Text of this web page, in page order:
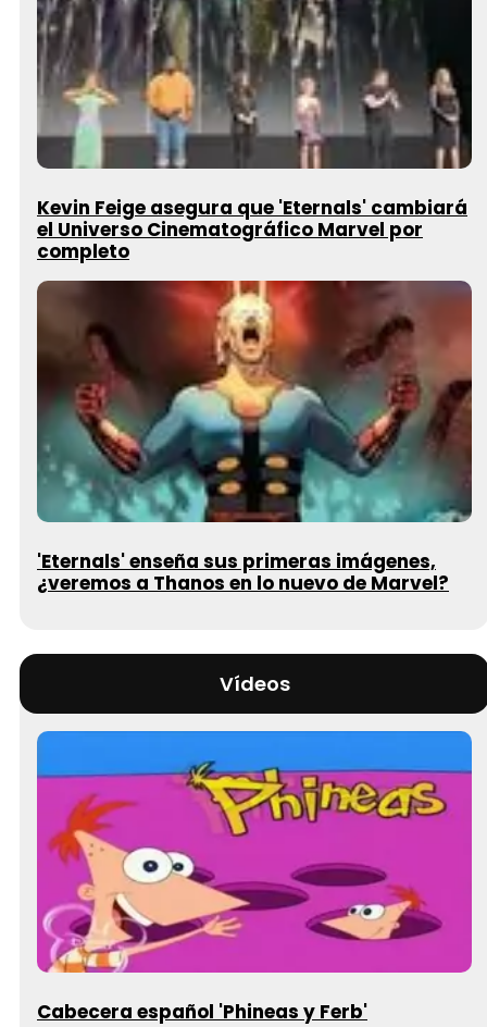
Kevin Feige asegura que 'Eternals' cambiará
el Universo Cinematográfico Marvel por
completo
'Eternals' enseña sus primeras imágenes,
¿veremos a Thanos en lo nuevo de Marvel?
Vídeos
Cabecera español 'Phineas y Ferb'